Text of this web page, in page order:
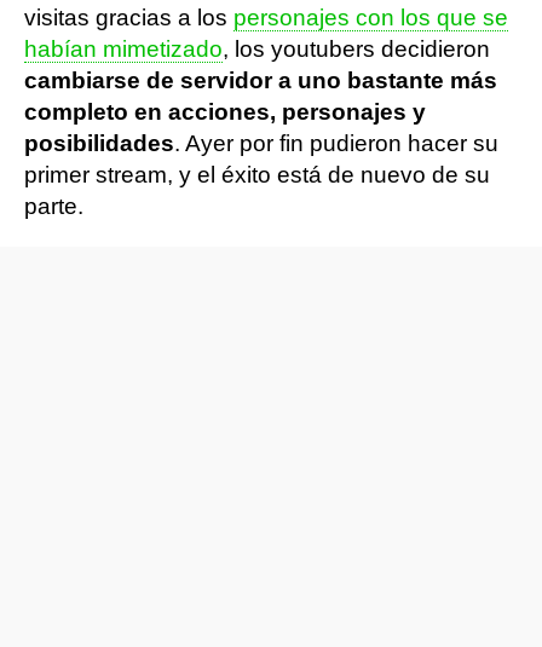
visitas gracias a los personajes con los que se
habían mimetizado, los youtubers decidieron
cambiarse de servidor a uno bastante más
completo en acciones, personajes y
posibilidades. Ayer por fin pudieron hacer su
primer stream, y el éxito está de nuevo de su
parte.